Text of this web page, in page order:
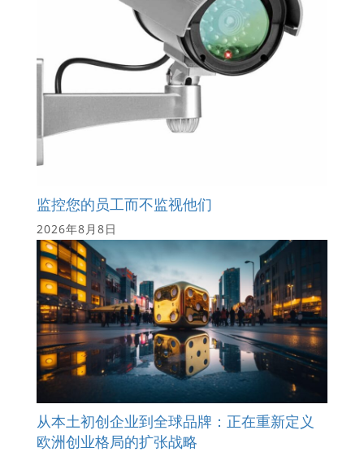
监控您的员工而不监视他们
2026年8月8日
从本土初创企业到全球品牌：正在重新定义
欧洲创业格局的扩张战略